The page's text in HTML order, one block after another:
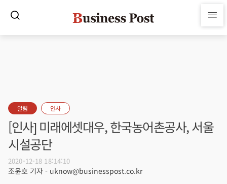
알림 인사
[인사] 미래에셋대우, 한국농어촌공사, 서울
시설공단
2020-12-18 18:14:10
조윤호 기자 - uknow@businesspost.co.kr